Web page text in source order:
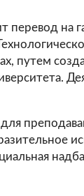
на
путем